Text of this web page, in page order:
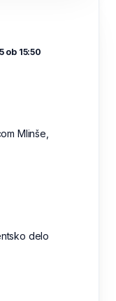
ob 15:50
Mlinše,
delo